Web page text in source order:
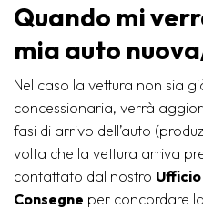
Quando mi
mia auto
Nel caso la vettura non sia
concessionaria, verrà
fasi di arrivo dell’auto
volta che la vettura arriva
contattato dal nostro
Consegne per concordare